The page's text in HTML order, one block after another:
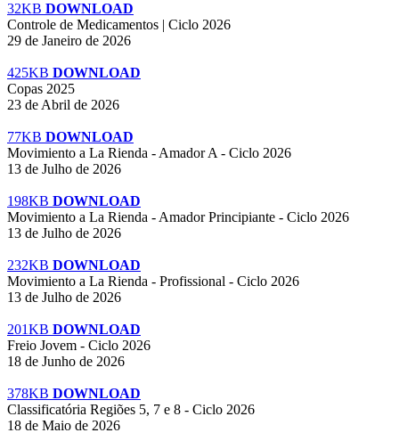
32KB DOWNLOAD
Controle de Medicamentos | Ciclo 2026
29 de Janeiro de 2026
425KB DOWNLOAD
Copas 2025
23 de Abril de 2026
77KB DOWNLOAD
Movimiento a La Rienda - Amador A - Ciclo 2026
13 de Julho de 2026
198KB DOWNLOAD
Movimiento a La Rienda - Amador Principiante - Ciclo 2026
13 de Julho de 2026
232KB DOWNLOAD
Movimiento a La Rienda - Profissional - Ciclo 2026
13 de Julho de 2026
201KB DOWNLOAD
Freio Jovem - Ciclo 2026
18 de Junho de 2026
378KB DOWNLOAD
Classificatória Regiões 5, 7 e 8 - Ciclo 2026
18 de Maio de 2026